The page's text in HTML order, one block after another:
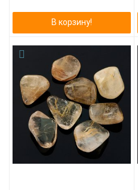
В корзину!